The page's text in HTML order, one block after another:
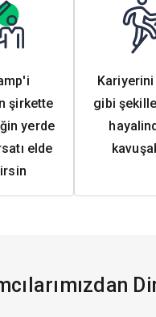
şirkette
yerde
elde
gibi